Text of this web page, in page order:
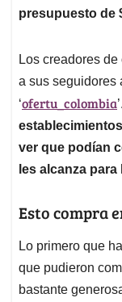
presupuesto de
Los creadores
a sus seguidores
‘ofertu_colombia’.
ver que podían
les alcanza
Esto compra
Lo primero que
que pudieron
bastante